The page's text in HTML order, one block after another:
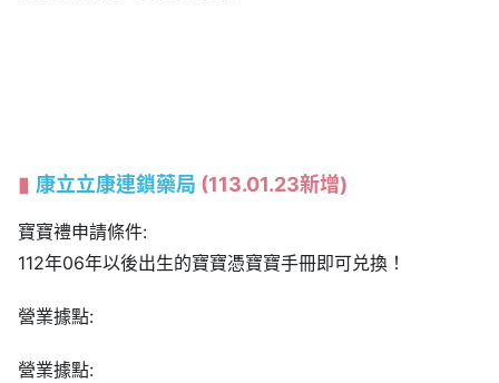
康立立康連鎖藥局 (113.01.23新增)
寶寶禮申請條件:
112年06年以後出生的寶寶憑寶寶手冊即可兑換！
營業據點:
營業據點: